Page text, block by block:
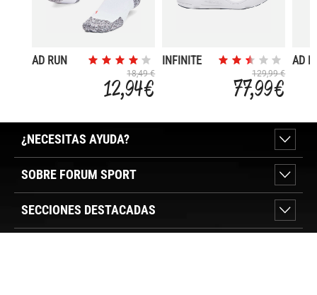
AD RUN
18,49 €
12,94 €
INFINITE
129,99 €
77,99 €
AD
¿NECESITAS AYUDA?
SOBRE FORUM SPORT
SECCIONES DESTACADAS